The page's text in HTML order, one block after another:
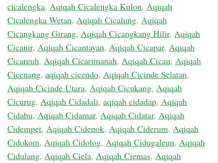
cicalengka, Aqiqah Cicalengka Kulon, Aqiqah
Cicalengka Wetan, Aqiqah Cicalung, Aqiqah
Cicangkang Girang, Aqiqah Cicangkang Hilir, Aqiqah
Cicanir, Aqiqah Cicantayan, Aqiqah Cicapar, Aqiqah
Cicareuh, Aqiqah Cicarimanah, Aqiqah Cicau, Aqiqah
Cicenang, aqiqah cicendo, Aqiqah Cicinde Selatan,
Aqiqah Cicinde Utara, Aqiqah Cicukang, Aqiqah
Cicurug, Aqiqah Cidadali, aqiqah cidadap, Aqiqah
Cidahu, Aqiqah Cidamar, Aqiqah Cidatar, Aqiqah
Cidempet, Aqiqah Cidenok, Aqiqah Ciderum, Aqiqah
Cidokom, Aqiqah Cidolog, Aqiqah Cidugaleun, Aqiqah
Cidulang, Aqiqah Ciela, Aqiqah Ciemas, Aqiqah